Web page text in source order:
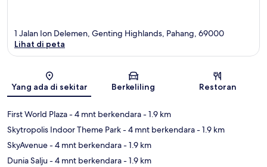
Peta
1 Jalan Ion Delemen, Genting Highlands, Pahang, 69000
Lihat di peta
Yang ada di sekitar Berkeliling Restoran
First World Plaza- 4 mnt berkendara- 1.9 km
Skytropolis Indoor Theme Park- 4 mnt berkendara- 1.9 km
SkyAvenue- 4 mnt berkendara- 1.9 km
Dunia Salju- 4 mnt berkendara- 1.9 km